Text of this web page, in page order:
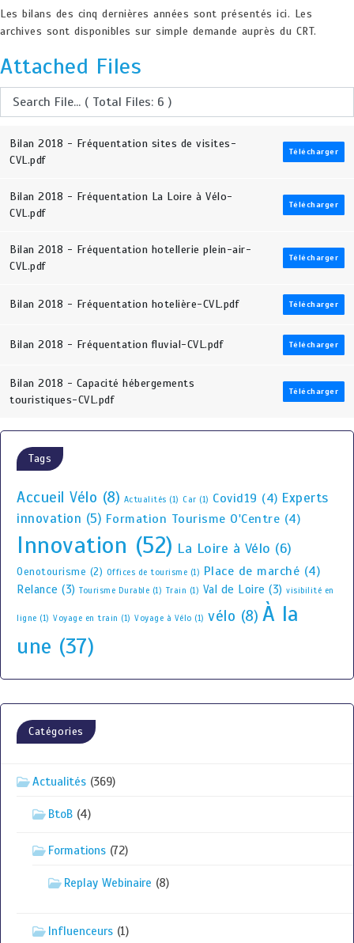
Les bilans des cinq dernières années sont présentés ici. Les
archives sont disponibles sur simple demande auprès du CRT.
Attached Files
Bilan 2018 - Fréquentation sites de visites-
CVL.pdf
Télécharger
Bilan 2018 - Fréquentation La Loire à Vélo-
CVL.pdf
Télécharger
Bilan 2018 - Fréquentation hotellerie plein-air-
CVL.pdf
Télécharger
Bilan 2018 - Fréquentation hotelière-CVL.pdf Télécharger
Bilan 2018 - Fréquentation fluvial-CVL.pdf Télécharger
Bilan 2018 - Capacité hébergements
touristiques-CVL.pdf
Télécharger
Tags
Accueil Vélo (8) Actualités (1) Car (1) Covid19 (4) Experts
innovation (5) Formation Tourisme O'Centre (4)
Innovation (52) La Loire à Vélo (6)
Oenotourisme (2) Offices de tourisme (1) Place de marché (4)
Relance (3) Tourisme Durable (1) Train (1) Val de Loire (3) visibilité en
ligne (1) Voyage en train (1) Voyage à Vélo (1) vélo (8) À la
une (37)
Catégories
Actualités (369)
BtoB (4)
Formations (72)
Replay Webinaire (8)
Influenceurs (1)